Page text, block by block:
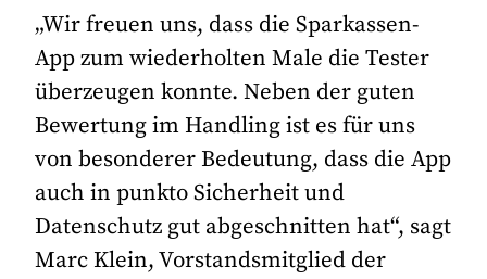
„Wir freuen uns, dass die Sparkassen-
App zum wiederholten Male die Tester
überzeugen konnte. Neben der guten
Bewertung im Handling ist es für uns
von besonderer Bedeutung, dass die App
auch in punkto Sicherheit und
Datenschutz gut abgeschnitten hat“, sagt
Marc Klein, Vorstandsmitglied der